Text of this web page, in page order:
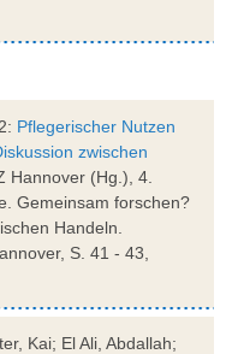
Pflegerischer Nutzen
zwischen
Hannover (Hg.), 4.
Gemeinsam forschen?
Handeln.
S. 41 - 43,
Kai; El Ali, Abdallah;